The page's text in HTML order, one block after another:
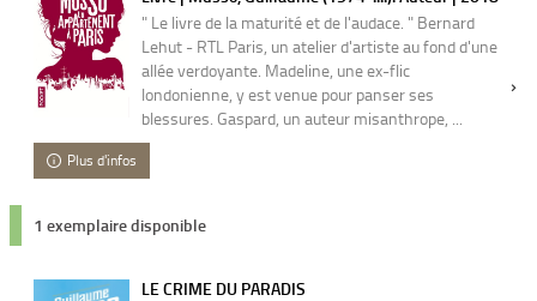
" Le livre de la maturité et de l'audace. " Bernard
Lehut - RTL Paris, un atelier d'artiste au fond d'une
allée verdoyante. Madeline, une ex-flic
londonienne, y est venue pour panser ses
blessures. Gaspard, un auteur misanthrope, ...
Plus d'infos
1 exemplaire disponible
LE CRIME DU PARADIS